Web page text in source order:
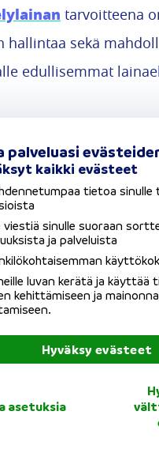
palveluasi
kaikki evästeet
tietoa sinulle
viestiä sinulle suoraan
ja palveluista
luvan kerätä ja käyttää
kehittämiseen ja
asetuksia
Hyväksy evästeet
tarvoitteena
hallintaa sekä
edullisemmat
kautta sain
Eija A.
Sortterin kautta, sillä
useamman tarjouksen,